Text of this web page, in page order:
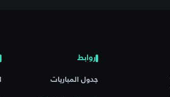
روابط
جدول المباريات